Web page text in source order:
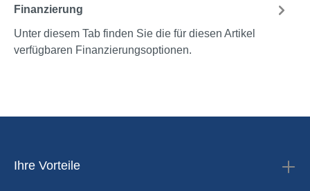
Finanzierung
Unter diesem Tab finden Sie die für diesen Artikel
verfügbaren Finanzierungsoptionen.
Ihre Vorteile